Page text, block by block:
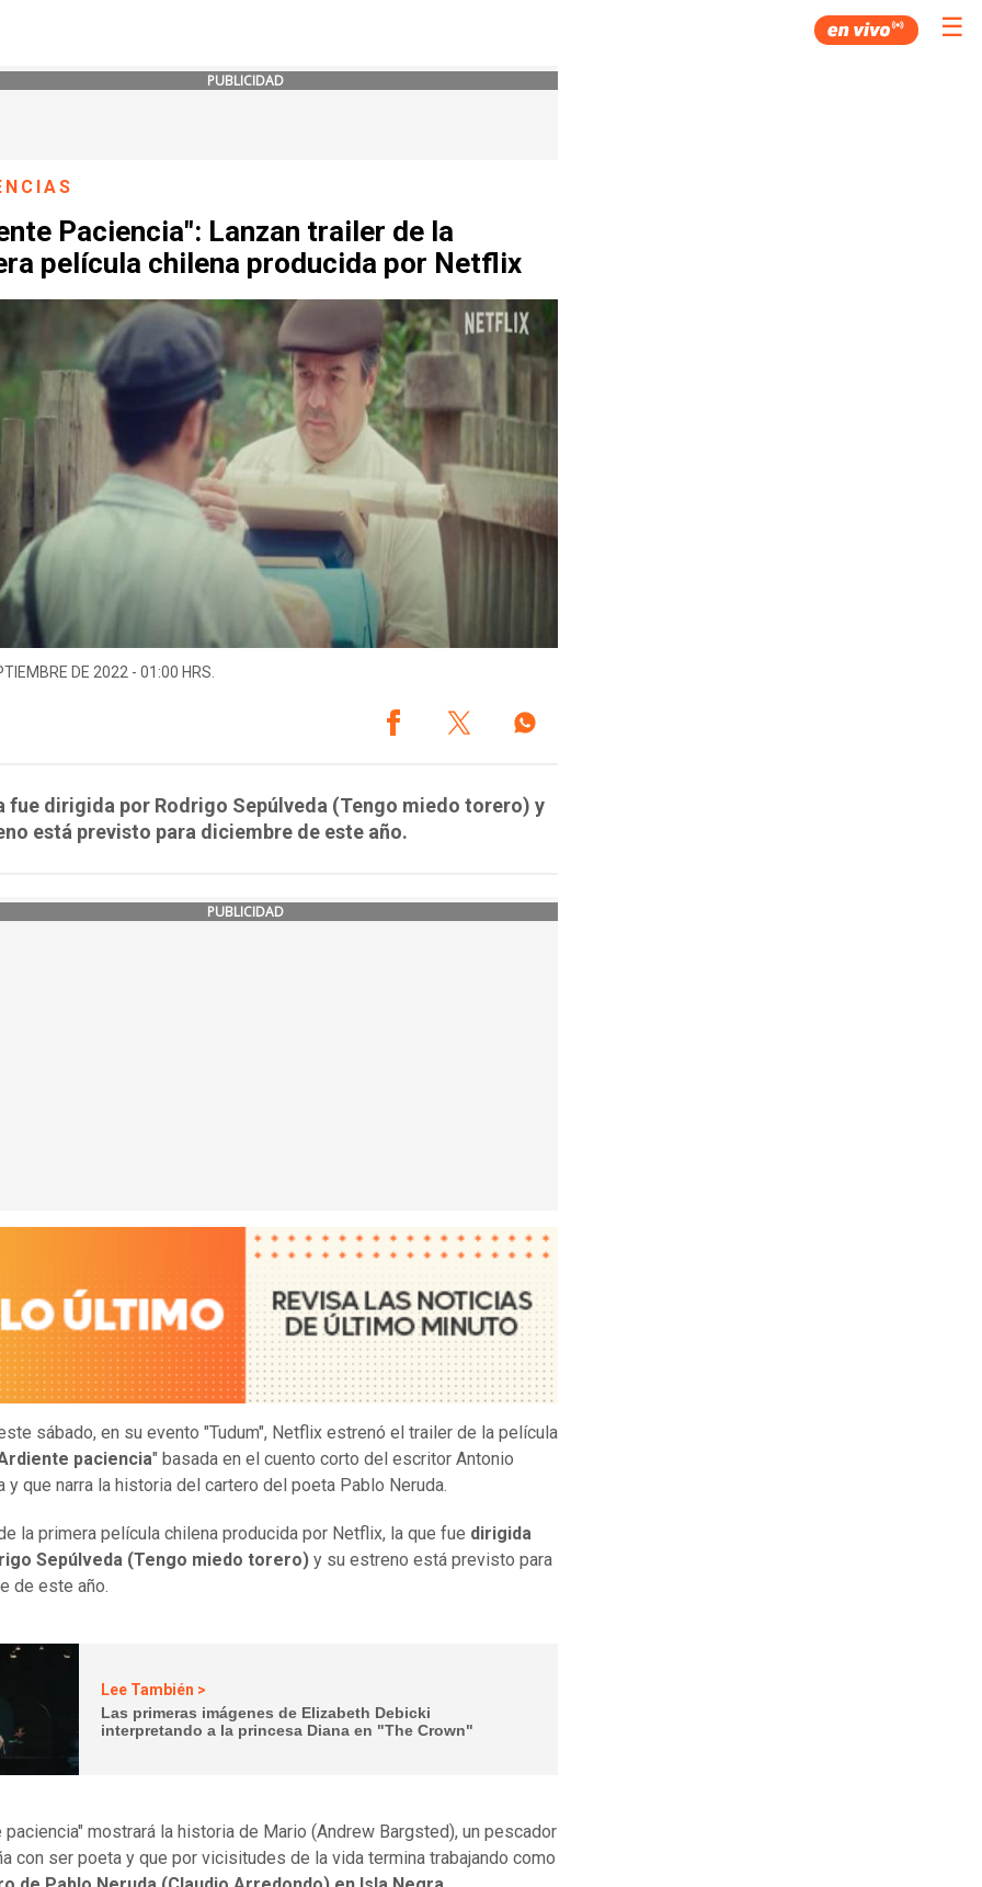
☰
PUBLICIDAD
Paciencia": Lanzan trailer de la
película chilena producida por Netflix
DE 2022 - 01:00 HRS.
fue dirigida por Rodrigo Sepúlveda (Tengo miedo torero) y
está previsto para diciembre de este año.
PUBLICIDAD
sábado, en su evento "Tudum", Netflix estrenó el trailer de la película
paciencia" basada en el cuento corto del escritor Antonio
y que narra la historia del cartero del poeta Pablo Neruda.
la primera película chilena producida por Netflix, la que fue dirigida
Sepúlveda (Tengo miedo torero) y su estreno está previsto para
de este año.
Lee También >
Las primeras imágenes de Elizabeth Debicki
interpretando a la princesa Diana en "The Crown"
paciencia" mostrará la historia de Mario (Andrew Bargsted), un pescador
con ser poeta y que por vicisitudes de la vida termina trabajando como